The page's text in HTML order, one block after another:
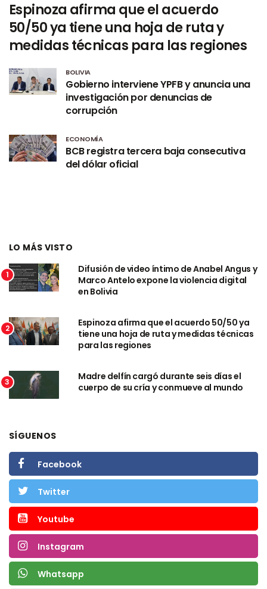
Espinoza afirma que el acuerdo
50/50 ya tiene una hoja de ruta y
medidas técnicas para las regiones
BOLIVIA
Gobierno interviene YPFB y anuncia una
investigación por denuncias de
corrupción
ECONOMÍA
BCB registra tercera baja consecutiva
del dólar oficial
LO MÁS VISTO
1
Difusión de video íntimo de Anabel Angus y
Marco Antelo expone la violencia digital
en Bolivia
2
Espinoza afirma que el acuerdo 50/50 ya
tiene una hoja de ruta y medidas técnicas
para las regiones
3
Madre delfín cargó durante seis días el
cuerpo de su cría y conmueve al mundo
SÍGUENOS
Facebook
Twitter
Youtube
Instagram
Whatsapp